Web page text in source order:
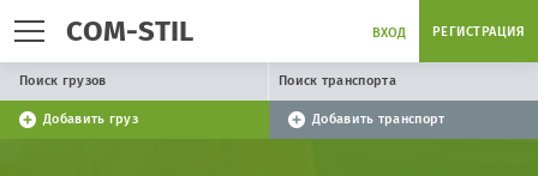
COM-STIL ВХОД РЕГИСТРАЦИЯ
Поиск грузов Поиск транспорта
Добавить груз Добавить транспорт